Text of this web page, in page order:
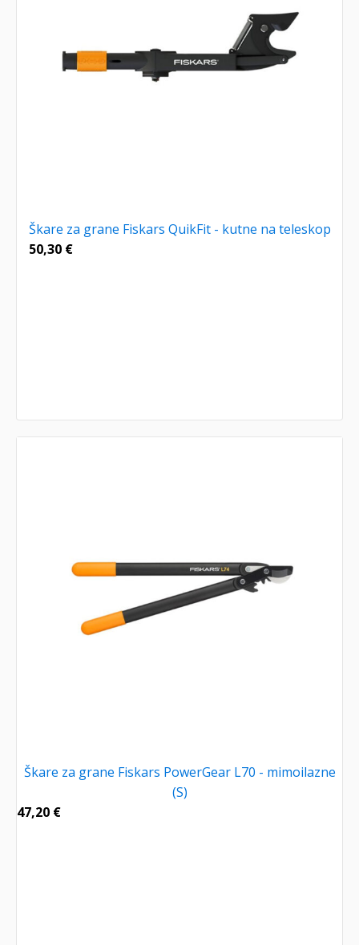
Škare za grane Fiskars QuikFit - kutne na teleskop
50,30 €
Škare za grane Fiskars PowerGear L70 - mimoilazne
(S)
47,20 €